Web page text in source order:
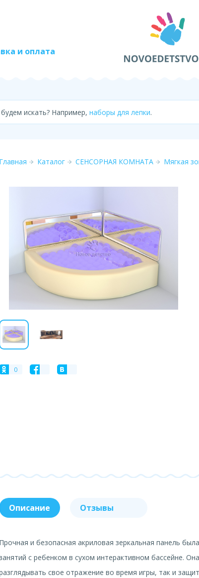
и оплата
искать? Например, наборы для лепки.
Главная Каталог СЕНСОРНАЯ КОМНАТА Мягкая
0
Описание Отзывы
Прочная и безопасная акриловая зеркальная панель
с ребенком в сухом интерактивном бассейне.
свое отражение во время игры, так и